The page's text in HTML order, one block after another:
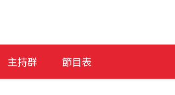
主持群 節目表